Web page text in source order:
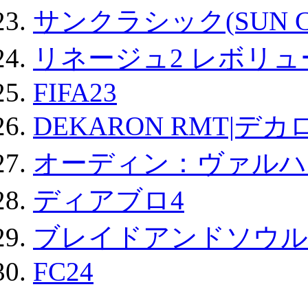
サンクラシック(SUN
リネージュ2 レボリ
FIFA23
DEKARON RMT|デカ
オーディン：ヴァル
ディアブロ4
ブレイドアンドソウ
FC24